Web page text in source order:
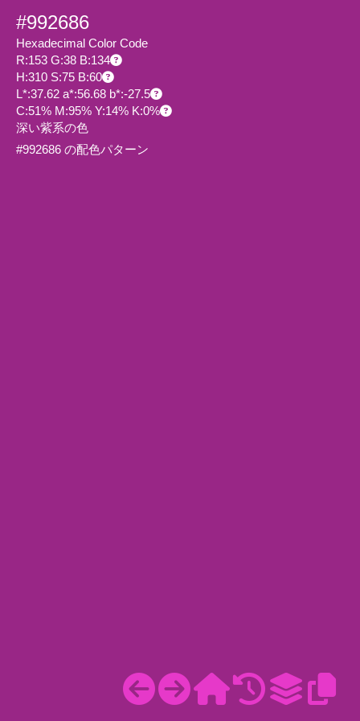
#992686
Hexadecimal Color Code
R:153 G:38 B:134
H:310 S:75 B:60
L*:37.62 a*:56.68 b*:-27.5
C:51% M:95% Y:14% K:0%
深い紫系の色
#992686 の配色パターン